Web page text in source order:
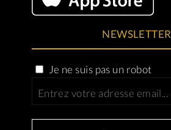
NEWSLETTER
Je ne suis pas un robot